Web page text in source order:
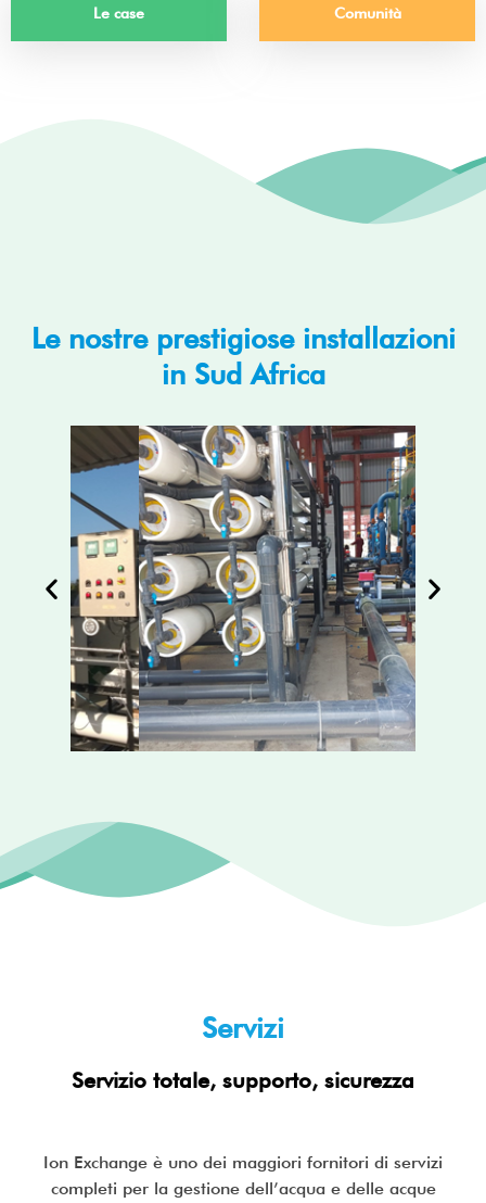
Le case Comunità
Le nostre prestigiose installazioni
in Sud Africa
Servizi
Servizio totale, supporto, sicurezza
Ion Exchange è uno dei maggiori fornitori di servizi
completi per la gestione dell’acqua e delle acque